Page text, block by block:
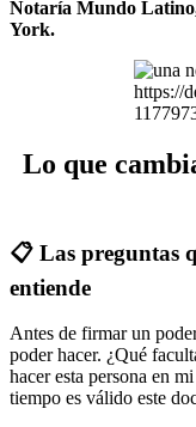
Notaría Mundo Latino,
York.
https://
Lo que
📋 Las preguntas
entiende
Antes de firmar un
poder hacer. ¿Qué
hacer esta persona en
tiempo es válido este